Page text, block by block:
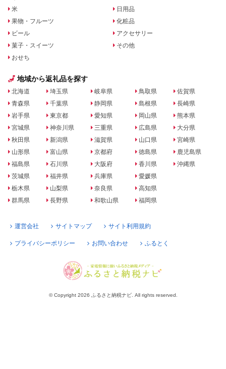
米
果物・フルーツ
ビール
菓子・スイーツ
おせち
日用品
化粧品
アクセサリー
その他
地域から返礼品を探す
北海道
青森県
岩手県
宮城県
秋田県
山形県
福島県
茨城県
栃木県
群馬県
埼玉県
千葉県
東京都
神奈川県
新潟県
富山県
石川県
福井県
山梨県
長野県
岐阜県
静岡県
愛知県
三重県
滋賀県
京都府
大阪府
兵庫県
奈良県
和歌山県
鳥取県
島根県
岡山県
広島県
山口県
徳島県
香川県
愛媛県
高知県
福岡県
佐賀県
長崎県
熊本県
大分県
宮崎県
鹿児島県
沖縄県
運営会社 サイトマップ サイト利用規約
プライバシーポリシー お問い合わせ ふるとく
© Copyright 2026 ふるさと納税ナビ. All rights reserved.